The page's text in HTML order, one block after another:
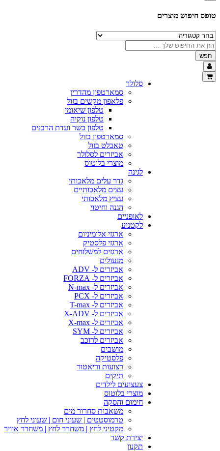
טופס חיפוש מוצרים
חפש
סלולר
סמארטפון מהדרין
פלאפון מקשים בזול
טלפון שיאומי
טלפון נוקיה
טלפון כשר ועדת הרבנים
סמארטפון בזול
טאבלט בזול
אביזרים לסלולר
מוצרי בלוטוס
לגינה
גדר עלים מלאכותי
עצים מלאכותיים
עציץ מלאכותי
הגנה וחיטוי
לאופניים
לקטנוע
ארגזי אלומיניום
ארגזי פלסטיק
ארגזים למשלוחים
מנעולים
אביזרים ל- ADV
אביזרים ל- FORZA
אביזרים ל- N-max
אביזרים ל- PCX
אביזרים ל- T-max
אביזרים ל- X-ADV
אביזרים ל- X-max
אביזרים ל- SYM
אביזרים לרוכב
מושבים
פלסטיקה
רצועות וריאטור
תיקים
צעצועים לילדים
מוצרי בלוטוס
חימום והסקה
משאבות סחרור מים
טרמוסטטים | שעוני חום | שעוני לחץ
מקטיני לחץ | משחרר לחץ | משחרר אוויר
יצירת קשר
תקנון